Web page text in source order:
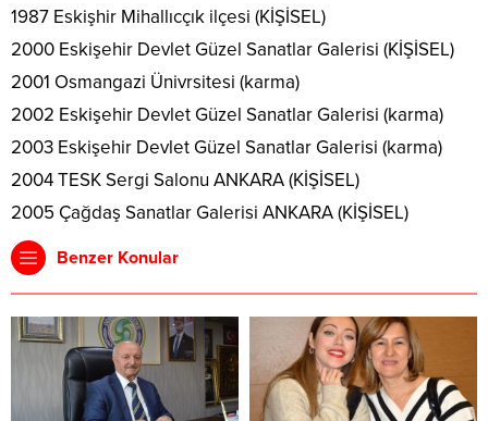
1987 Eskişhir Mihallıcçık ilçesi (KİŞİSEL)
2000 Eskişehir Devlet Güzel Sanatlar Galerisi (KİŞİSEL)
2001 Osmangazi Ünivrsitesi (karma)
2002 Eskişehir Devlet Güzel Sanatlar Galerisi (karma)
2003 Eskişehir Devlet Güzel Sanatlar Galerisi (karma)
2004 TESK Sergi Salonu ANKARA (KİŞİSEL)
2005 Çağdaş Sanatlar Galerisi ANKARA (KİŞİSEL)
Benzer Konular